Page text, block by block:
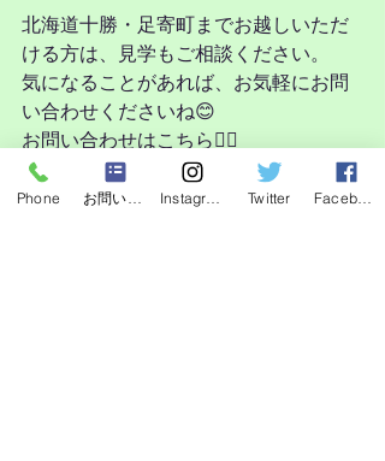
北海道十勝・足寄町までお越しいただ
ける方は、見学もご相談ください。
気になることがあれば、お気軽にお問
い合わせくださいね😊
お問い合わせはこちら💁‍♀️
https://www.shibanosato.online/book-
online
Phone Twitter